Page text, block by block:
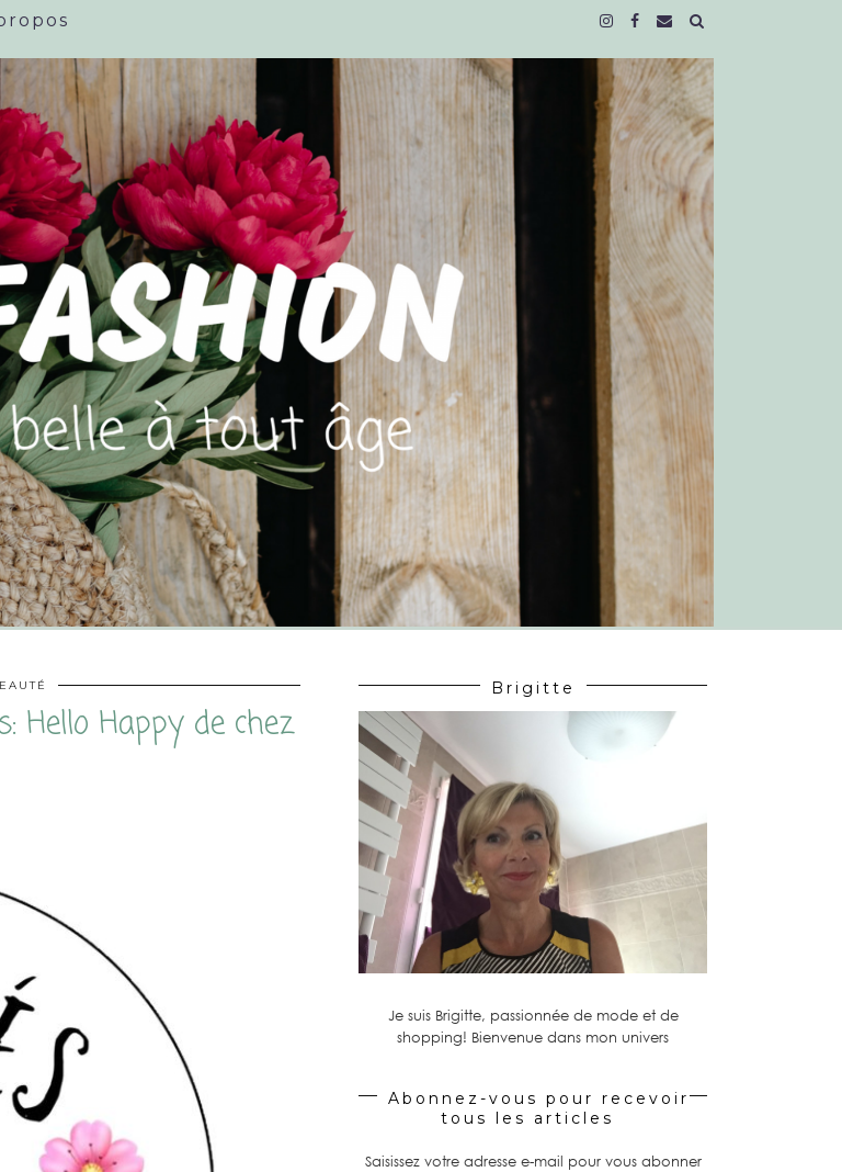
Hello Happy de chez
Brigitte
Je suis Brigitte, passionnée de mode et de
shopping! Bienvenue dans mon univers
Abonnez-vous pour recevoir
tous les articles
Saisissez votre adresse e-mail pour vous abonner